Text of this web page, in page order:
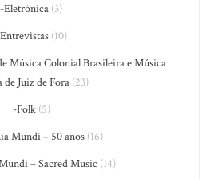
-Eletrônica (3)
(10)
Música Colonial Brasileira e Música
de Juiz de Fora (23)
-Folk(5)
Mundi – 50 anos(16)
– Sacred Music (14)